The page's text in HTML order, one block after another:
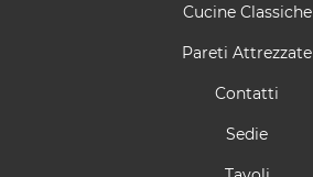
Cucine Classiche
Pareti Attrezzate
Contatti
Sedie